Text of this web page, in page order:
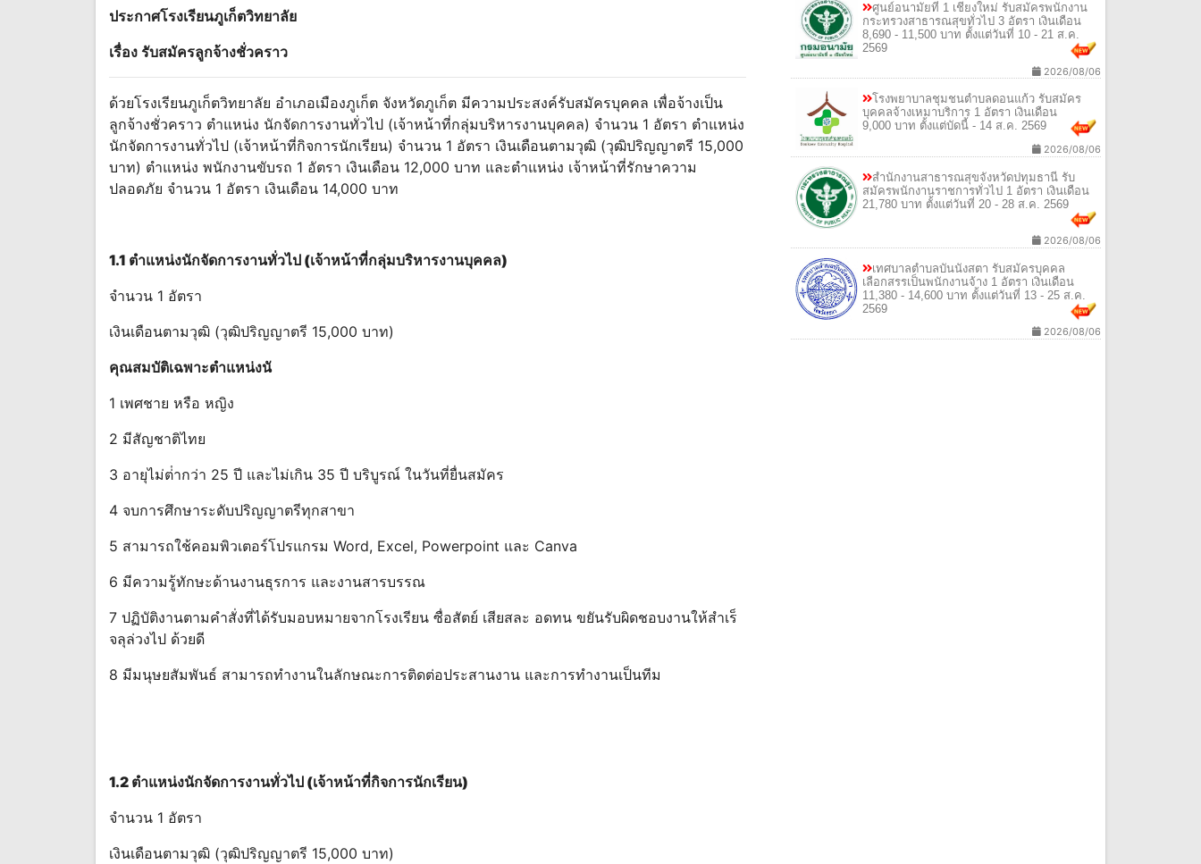
ประกาศโรงเรียนภูเก็ตวิทยาลัย
เรื่อง รับสมัครลูกจ้างชั่วคราว
ด้วยโรงเรียนภูเก็ตวิทยาลัย อําเภอเมืองภูเก็ต จังหวัดภูเก็ต มีความประสงค์รับสมัครบุคคล เพื่อจ้างเป็น
ลูกจ้างชั่วคราว ตําแหน่ง นักจัดการงานทั่วไป (เจ้าหน้าที่กลุ่มบริหารงานบุคคล) จํานวน 1 อัตรา ตําแหน่ง
นักจัดการงานทั่วไป (เจ้าหน้าที่กิจการนักเรียน) จํานวน 1 อัตรา เงินเดือนตามวุฒิ (วุฒิปริญญาตรี 15,000
บาท) ตําแหน่ง พนักงานขับรถ 1 อัตรา เงินเดือน 12,000 บาท และตําแหน่ง เจ้าหน้าที่รักษาความ
ปลอดภัย จํานวน 1 อัตรา เงินเดือน 14,000 บาท
1.1 ตําแหน่งนักจัดการงานทั่วไป (เจ้าหน้าที่กลุ่มบริหารงานบุคคล)
จํานวน 1 อัตรา
เงินเดือนตามวุฒิ (วุฒิปริญญาตรี 15,000 บาท)
คุณสมบัติเฉพาะตําแหน่งนั
1 เพศชาย หรือ หญิง
2 มีสัญชาติไทย
3 อายุไม่ต่ํากว่า 25 ปี และไม่เกิน 35 ปี บริบูรณ์ ในวันที่ยื่นสมัคร
4 จบการศึกษาระดับปริญญาตรีทุกสาขา
5 สามารถใช้คอมพิวเตอร์โปรแกรม Word, Excel, Powerpoint และ Canva
6 มีความรู้ทักษะด้านงานธุรการ และงานสารบรรณ
7 ปฏิบัติงานตามคําสั่งที่ได้รับมอบหมายจากโรงเรียน ซื่อสัตย์ เสียสละ อดทน ขยันรับผิดชอบงานให้สําเร็
จลุล่วงไป ด้วยดี
8 มีมนุษยสัมพันธ์ สามารถทํางานในลักษณะการติดต่อประสานงาน และการทํางานเป็นทีม
1.2 ตําแหน่งนักจัดการงานทั่วไป (เจ้าหน้าที่กิจการนักเรียน)
จํานวน 1 อัตรา
เงินเดือนตามวุฒิ (วุฒิปริญญาตรี 15,000 บาท)
ศูนย์อนามัยที่ 1 เชียงใหม่ รับสมัครพนักงาน
กระทรวงสาธารณสุขทั่วไป 3 อัตรา เงินเดือน
8,690 - 11,500 บาท ตั้งแต่วันที่ 10 - 21 ส.ค.
2569
2026/08/06
โรงพยาบาลชุมชนตำบลดอนแก้ว รับสมัคร
บุคคลจ้างเหมาบริการ 1 อัตรา เงินเดือน
9,000 บาท ตั้งแต่บัดนี้ - 14 ส.ค. 2569
2026/08/06
สํานักงานสาธารณสุขจังหวัดปทุมธานี รับ
สมัครพนักงานราชการทั่วไป 1 อัตรา เงินเดือน
21,780 บาท ตั้งแต่วันที่ 20 - 28 ส.ค. 2569
2026/08/06
เทศบาลตําบลบันนังสตา รับสมัครบุคคล
เลือกสรรเป็นพนักงานจ้าง 1 อัตรา เงินเดือน
11,380 - 14,600 บาท ตั้งแต่วันที่ 13 - 25 ส.ค.
2569
2026/08/06